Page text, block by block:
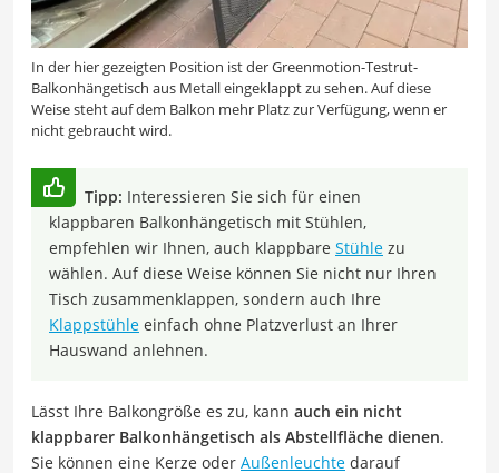
In der hier gezeigten Position ist der Greenmotion-Testrut-
Balkonhängetisch aus Metall eingeklappt zu sehen. Auf diese
Weise steht auf dem Balkon mehr Platz zur Verfügung, wenn er
nicht gebraucht wird.
Tipp: Interessieren Sie sich für einen
klappbaren Balkonhängetisch mit Stühlen,
empfehlen wir Ihnen, auch klappbare Stühle zu
wählen. Auf diese Weise können Sie nicht nur Ihren
Tisch zusammenklappen, sondern auch Ihre
Klappstühle einfach ohne Platzverlust an Ihrer
Hauswand anlehnen.
Lässt Ihre Balkongröße es zu, kann auch ein nicht
klappbarer Balkonhängetisch als Abstellfläche dienen.
Sie können eine Kerze oder Außenleuchte darauf